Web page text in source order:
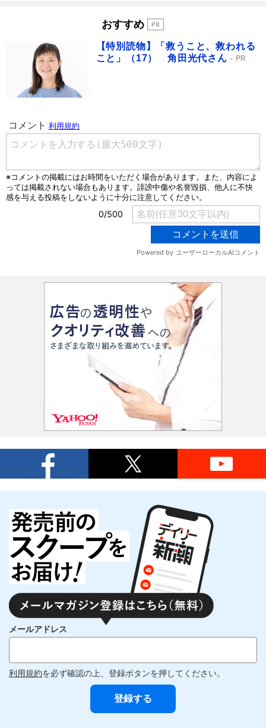
おすすめ
【特別読物】「救うこと、救われる
こと」（17） 角田光代さん
PR
メールアドレス
利用規約を必ず確認の上、登録ボタンを押してください。